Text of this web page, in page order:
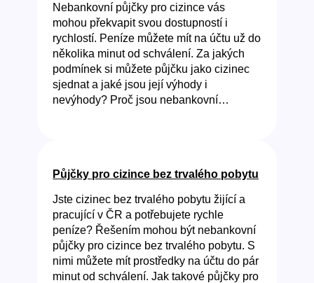
Nebankovní půjčky pro cizince vás
mohou překvapit svou dostupností i
rychlostí. Peníze můžete mít na účtu už do
několika minut od schválení. Za jakých
podmínek si můžete půjčku jako cizinec
sjednat a jaké jsou její výhody i
nevýhody? Proč jsou nebankovní…
Půjčky pro cizince bez trvalého pobytu
Jste cizinec bez trvalého pobytu žijící a
pracující v ČR a potřebujete rychle
peníze? Řešením mohou být nebankovní
půjčky pro cizince bez trvalého pobytu. S
nimi můžete mít prostředky na účtu do pár
minut od schválení. Jak takové půjčky pro